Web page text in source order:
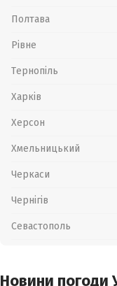
Полтава
Рівне
Тернопіль
Харків
Херсон
Хмельницький
Черкаси
Чернігів
Севастополь
Новини погоди